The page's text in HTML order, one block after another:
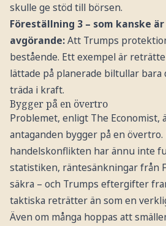
skulle ge stöd till börsen.
Föreställning 3 – som kanske
avgörande:Att Trumps
bestående. Ett exempel är
lättade på planerade biltullar bara
träda i kraft.
Bygger på en övertro
Problemet, enligt The Economist,
antaganden bygger på en
handelskonflikten har ännu inte
statistiken, räntesänkningar från
säkra – och Trumps eftergifter
taktiska reträtter än som en
Även om många hoppas att